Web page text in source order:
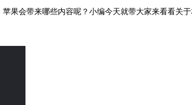
果会带来哪些内容呢？小编今天就带大家来看看关于